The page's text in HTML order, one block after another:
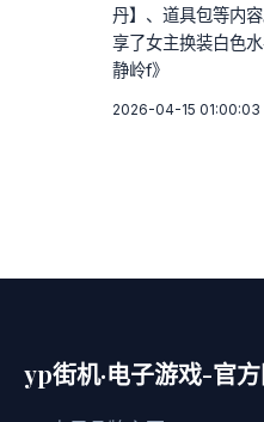
丹】、道具包等内
享了女主换装白色
静岭f》
2026-04-15 01:00:03
yp街机·电子游戏-官